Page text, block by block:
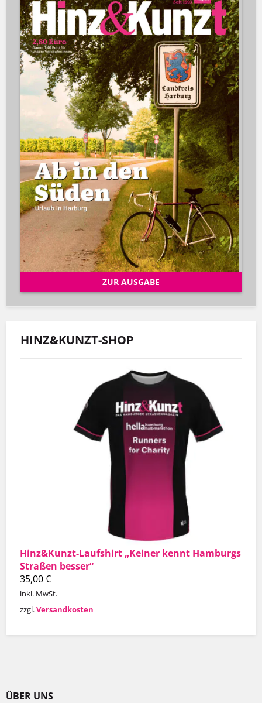
ZUR AUSGABE
HINZ&KUNZT-SHOP
Hinz&Kunzt-Laufshirt „Keiner kennt Hamburgs
Straßen besser“
35,00€
inkl. MwSt.
zzgl.Versandkosten
ÜBER UNS